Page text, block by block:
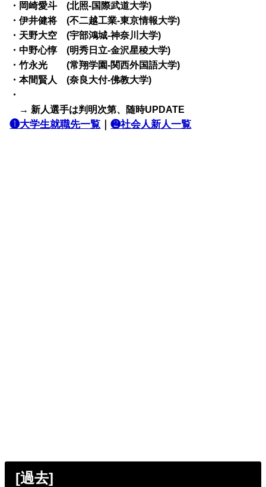
・岡崎愛斗 (北照-国際武道大学)
・伊井健将 (不二越工業-東京情報大学)
・天野大空 (宇部鴻城-神奈川大学)
・中野心惇 (明秀日立-金沢星稜大学)
・竹永光 (常翔学園-関西外国語大学)
・本間賢人 (奈良大付-佛教大学)
・
→ 新人選手は判明次第、随時UPDATE
❶大学生就職先一覧 ｜❷社会人新人一覧
[過去]